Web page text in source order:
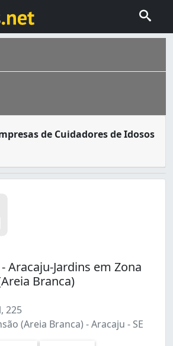
de Cuidadores de Idosos
é a capital do estado de Sergipe
Aracaju-Jardins em Zona
Branca)
225
(Areia Branca) - Aracaju - SE